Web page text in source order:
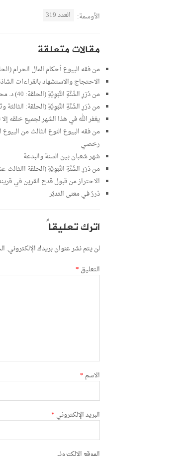
الأوسمة: العدد 319
مقالات متعلقة
من فقه البيوع أحكام المال الحرام
الاحتجاج والاستشهاد بالقراءات
من دُرَرِ السُّنَّةِ النَّبَوِيَّةِ (الحلقة: 40) د. محمد أبوالفتح
من دُرَرِ السُّنَّةِ النَّبَوِيَّةِ (الحلقة:
يغفر الله في هذا الشهر لجميع خلقه
من فقه البيوع النوع الثالث من
رخصي
شهر شعبان بين السنة والبدعة
من دُرَرِ السُّنَّةِ النَّبَوِيَّةِ (الحلقة
الاحتراز من قبول قدح القرين في
دُررٌ في معنى التدبّر
اترك تعليقاً
لن يتم نشر عنوان بريدك الإلكتروني.
التعليق *
الاسم *
البريد الإلكتروني *